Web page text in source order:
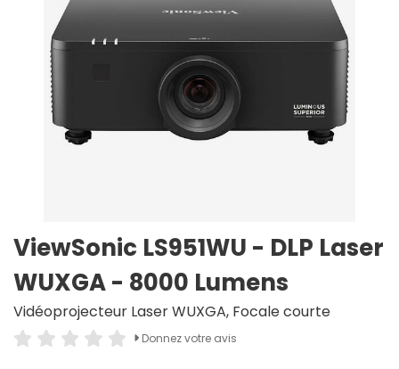
ViewSonic LS951WU - DLP Laser
WUXGA - 8000 Lumens
Vidéoprojecteur Laser WUXGA, Focale courte
Donnez votre avis